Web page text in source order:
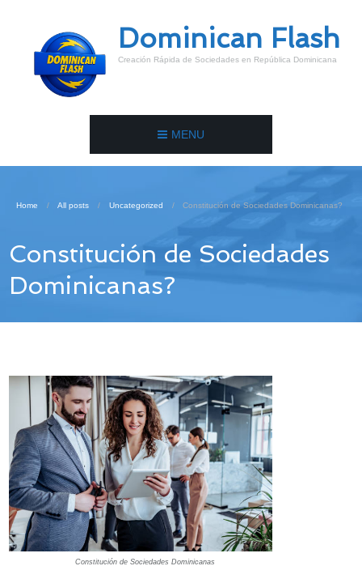
Dominican Flash
Creación Rápida de Sociedades en República Dominicana
MENU
Home All posts Uncategorized Constitución de Sociedades Dominicanas?
Constitución de Sociedades
Dominicanas?
Constitución de Sociedades Dominicanas